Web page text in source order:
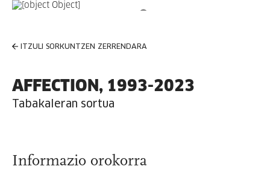
ITZULI SORKUNTZEN ZERRENDARA
AFFECTION, 1993-2023
Tabakaleran sortua
Informazio orokorra